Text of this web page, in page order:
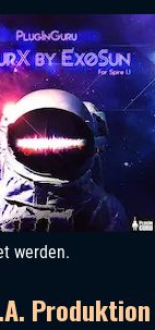
werden.
Produktion